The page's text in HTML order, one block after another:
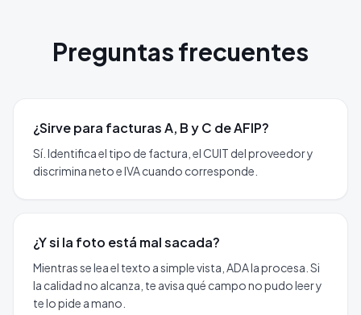
Preguntas frecuentes
¿Sirve para facturas A, B y C de AFIP?
Sí. Identifica el tipo de factura, el CUIT del proveedor y
discrimina neto e IVA cuando corresponde.
¿Y si la foto está mal sacada?
Mientras se lea el texto a simple vista, ADA la procesa. Si
la calidad no alcanza, te avisa qué campo no pudo leer y
te lo pide a mano.